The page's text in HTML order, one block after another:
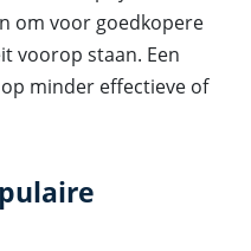
om voor goedkopere
voorop staan. Een
minder effectieve of